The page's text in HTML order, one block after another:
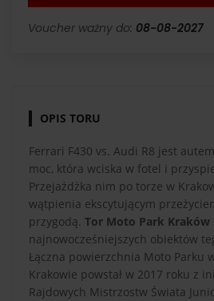
Voucher ważny do: 08-08-2027
OPIS TORU
Ferrari F430 vs. Audi R8 jest
moc, która wciska w fotel i
Przejażdżka nim po torze w
wątpienia ekscytującym
przygodą. Tor Moto Park Kraków
najnowocześniejszych obiektów
Łączna powierzchnia Moto Parku
Krakowie powstał w 2017 roku z
Rajdowych Mistrzostw Świata